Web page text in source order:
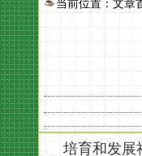
当前位置： 文章
培育和发展